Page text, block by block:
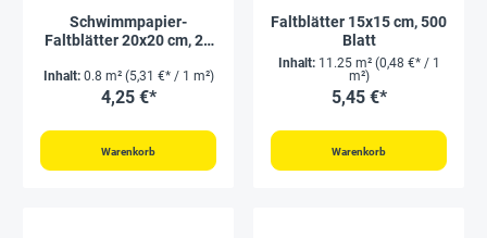
Schwimmpapier-
Faltblätter 20x20 cm, 20
Inhalt: 0.8 m² (5,31 €* / 1 m²)
4,25 €*
Warenkorb
Faltblätter 15x15 cm, 500
Blatt
Inhalt: 11.25 m² (0,48 €* / 1
m²)
5,45 €*
Warenkorb